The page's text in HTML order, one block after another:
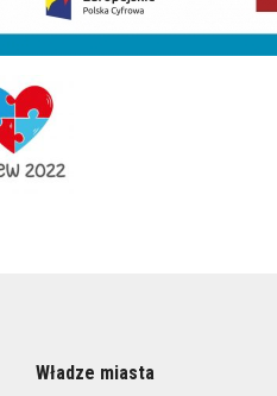
Władze miasta